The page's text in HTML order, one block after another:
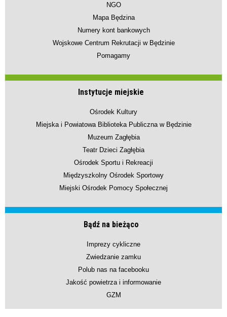
NGO
Mapa Będzina
Numery kont bankowych
Wojskowe Centrum Rekrutacji w Będzinie
Pomagamy
Instytucje miejskie
Ośrodek Kultury
Miejska i Powiatowa Biblioteka Publiczna w Będzinie
Muzeum Zagłębia
Teatr Dzieci Zagłębia
Ośrodek Sportu i Rekreacji
Międzyszkolny Ośrodek Sportowy
Miejski Ośrodek Pomocy Społecznej
Bądź na bieżąco
Imprezy cykliczne
Zwiedzanie zamku
Polub nas na facebooku
Jakość powietrza i informowanie
GZM